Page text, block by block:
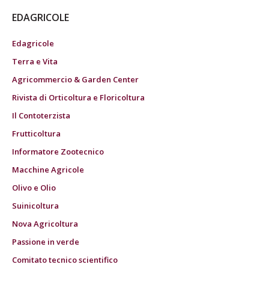
EDAGRICOLE
Edagricole
Terra e Vita
Agricommercio & Garden Center
Rivista di Orticoltura e Floricoltura
Il Contoterzista
Frutticoltura
Informatore Zootecnico
Macchine Agricole
Olivo e Olio
Suinicoltura
Nova Agricoltura
Passione in verde
Comitato tecnico scientifico